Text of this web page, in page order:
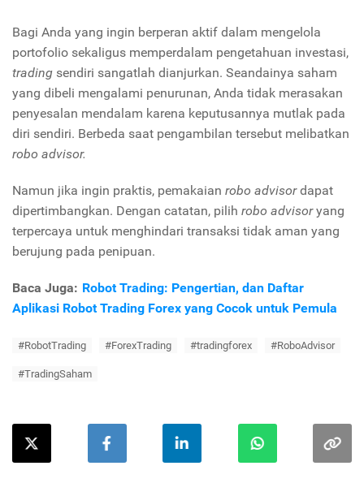
Bagi Anda yang ingin berperan aktif dalam mengelola
portofolio sekaligus memperdalam pengetahuan investasi,
trading sendiri sangatlah dianjurkan. Seandainya saham
yang dibeli mengalami penurunan, Anda tidak merasakan
penyesalan mendalam karena keputusannya mutlak pada
diri sendiri. Berbeda saat pengambilan tersebut melibatkan
robo advisor.
Namun jika ingin praktis, pemakaian robo advisordapat
dipertimbangkan. Dengan catatan, pilih robo advisoryang
terpercaya untuk menghindari transaksi tidak aman yang
berujung pada penipuan.
Baca Juga: Robot Trading: Pengertian, dan Daftar
Aplikasi Robot Trading Forex yang Cocok untuk Pemula
#RobotTrading #ForexTrading #tradingforex #RoboAdvisor
#TradingSaham